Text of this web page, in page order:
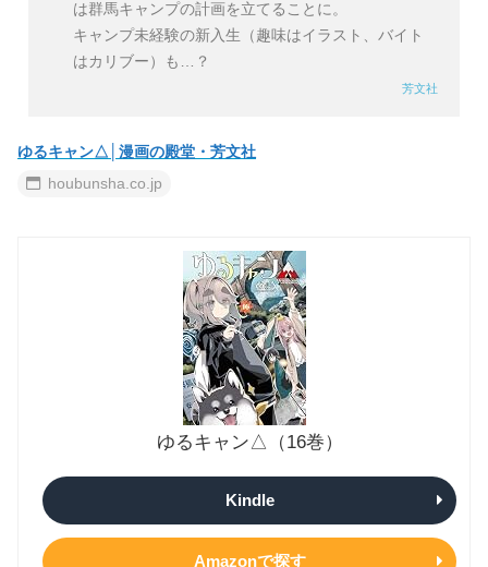
は群馬キャンプの計画を立てることに。
キャンプ未経験の新入生（趣味はイラスト、バイト
はカリブー）も…？
芳文社
ゆるキャン△│漫画の殿堂・芳文社
houbunsha.co.jp
ゆるキャン△（16巻）
Kindle
Amazonで探す